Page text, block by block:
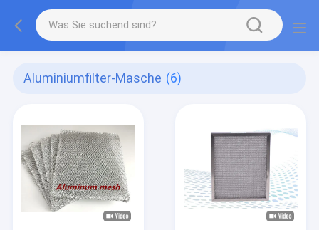
Aluminiumfilter-Masche (6)